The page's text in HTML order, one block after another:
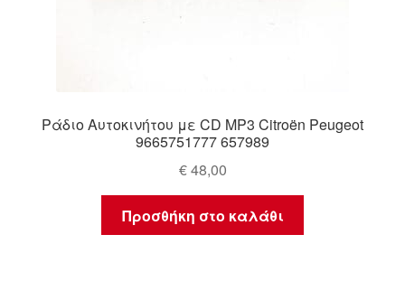
Ράδιο Αυτοκινήτου με CD MP3 Citroën Peugeot
9665751777 657989
€48,00
Προσθήκη στο καλάθι